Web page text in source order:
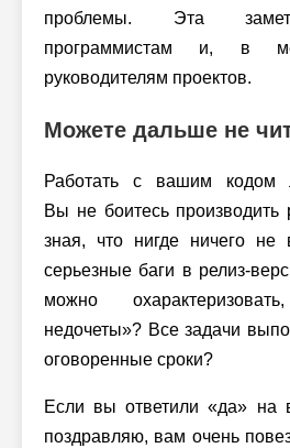
проблемы. Эта
программистам и, в
руководителям проектов.
Можете дальше не
Работать с вашим кодом
Вы не боитесь производить
зная, что нигде ничего не
серьезные баги в релиз-
можно
недочеты»? Все задачи
оговоренные сроки?
Если вы ответили «да» на
поздравляю, вам очень